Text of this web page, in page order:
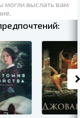
могли выслать вам